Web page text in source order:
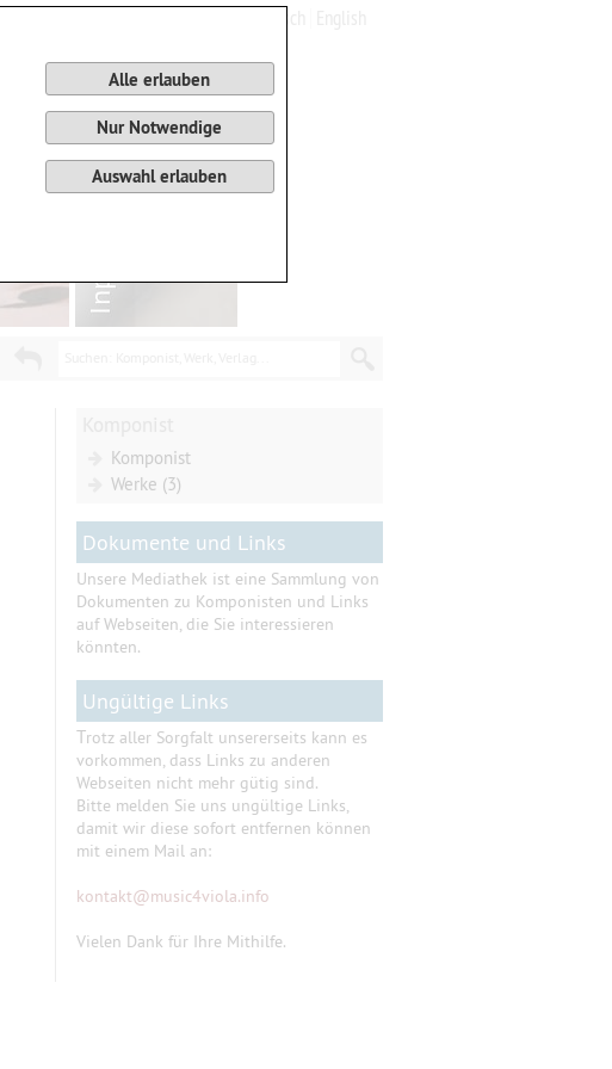
Komponist
Werke (3)
Dokumente und Links
Unsere Mediathek ist eine Sammlung von
Dokumenten zu Komponisten und Links
auf Webseiten, die Sie interessieren
könnten.
Ungültige Links
Trotz aller Sorgfalt unsererseits kann es
vorkommen, dass Links zu anderen
Webseiten nicht mehr gütig sind.
Bitte melden Sie uns ungültige Links,
damit wir diese sofort entfernen können
mit einem Mail an:
kontakt@music4viola.info
Vielen Dank für Ihre Mithilfe.
Alle erlauben
Nur Notwendige
Auswahl erlauben